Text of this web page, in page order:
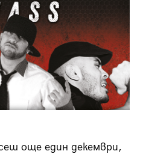
още един декември,